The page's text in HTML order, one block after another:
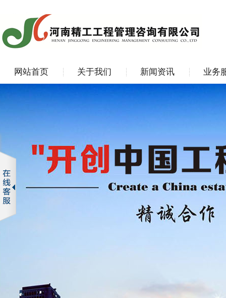
网站首页 关于我们 新闻资讯 业务